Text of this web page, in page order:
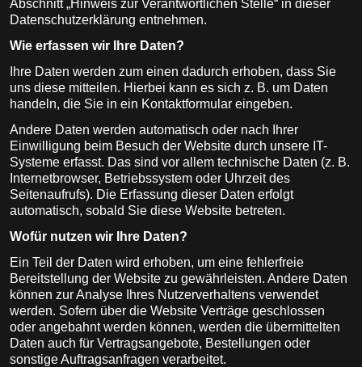
Abschnitt „Hinweis zur Verantwortlichen Stelle“ in dieser
Datenschutzerklärung entnehmen.
Wie erfassen wir Ihre Daten?
Ihre Daten werden zum einen dadurch erhoben, dass Sie
uns diese mitteilen. Hierbei kann es sich z. B. um Daten
handeln, die Sie in ein Kontaktformular eingeben.
Andere Daten werden automatisch oder nach Ihrer
Einwilligung beim Besuch der Website durch unsere IT-
Systeme erfasst. Das sind vor allem technische Daten (z. B.
Internetbrowser, Betriebssystem oder Uhrzeit des
Seitenaufrufs). Die Erfassung dieser Daten erfolgt
automatisch, sobald Sie diese Website betreten.
Wofür nutzen wir Ihre Daten?
Ein Teil der Daten wird erhoben, um eine fehlerfreie
Bereitstellung der Website zu gewährleisten. Andere Daten
können zur Analyse Ihres Nutzerverhaltens verwendet
werden. Sofern über die Website Verträge geschlossen
oder angebahnt werden können, werden die übermittelten
Daten auch für Vertragsangebote, Bestellungen oder
sonstige Auftragsanfragen verarbeitet.